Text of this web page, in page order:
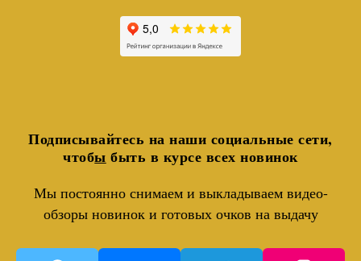
Подписывайтесь на наши социальные сети,
чтобы быть в курсе всех новинок
Мы постоянно снимаем и выкладываем видео-
обзоры новинок и готовых очков на выдачу